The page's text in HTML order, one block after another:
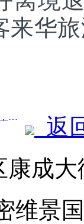
来华
前一篇：六大奖项终极名单荣耀揭晓，百余酒店及企业斩获年度奖项！
返
成
维